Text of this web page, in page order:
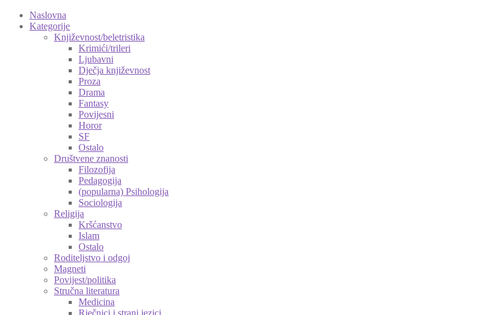
Naslovna
Kategorije
Književnost/beletristika
Krimići/trileri
Ljubavni
Dječja književnost
Proza
Drama
Fantasy
Povijesni
Horor
SF
Ostalo
Društvene znanosti
Filozofija
Pedagogija
(popularna) Psihologija
Sociologija
Religija
Kršćanstvo
Islam
Ostalo
Roditeljstvo i odgoj
Magneti
Povijest/politika
Stručna literatura
Medicina
Rječnici i strani jezici